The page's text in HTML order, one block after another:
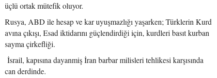
üçlü ortak mütefik oluyor.
Rusya, ABD ile hesap ve kar uyuşmazlığı yaşarken; Türklerin Kurd
avına çıkışı, Esad iktidarını güçlendirdiği için, kurdleri basıt kurban
sayma çirkefliği.
İsrail, kapısına dayanmiş İran barbar milisleri tehlikesi karşısında
can derdinde.